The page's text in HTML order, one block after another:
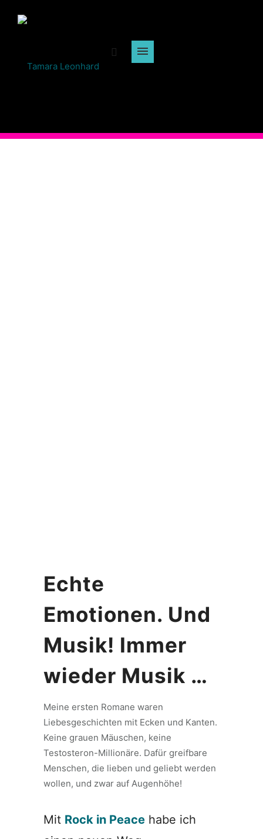
Echte
Emotionen. Und
Musik! Immer
wieder Musik …
Meine ersten Romane waren
Liebesgeschichten mit Ecken und Kanten.
Keine grauen Mäuschen, keine
Testosteron-Millionäre. Dafür greifbare
Menschen, die lieben und geliebt werden
wollen, und zwar auf Augenhöhe!
Mit Rock in Peace habe ich